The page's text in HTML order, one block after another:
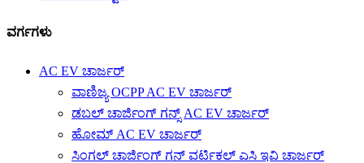
ವರ್ಗಗಳು
AC EV ಚಾರ್ಜರ್
ವಾಣಿಜ್ಯ OCPP AC EV ಚಾರ್ಜರ್
ಡಬಲ್ ಚಾರ್ಜಿಂಗ್ ಗನ್ಸ್ AC EV ಚಾರ್ಜರ್
ಹೋಮ್ AC EV ಚಾರ್ಜರ್
ಸಿಂಗಲ್ ಚಾರ್ಜಿಂಗ್ ಗನ್ ವರ್ಟಿಕಲ್ ಎಸಿ ಇವಿ ಚಾರ್ಜರ್